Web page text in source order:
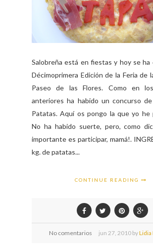
Salobreña está en fiestas y hoy se ha
Décimoprimera Edición de la Feria de
Paseo de las Flores. Como en
anteriores ha habido un concurso
Patatas. Aquí os pongo la que yo he
No ha habido suerte, pero, como
importante es participar, mamá!.
kg. de patatas...
CONTINUE READING
No comentarios jun 27, 2010 byLidia